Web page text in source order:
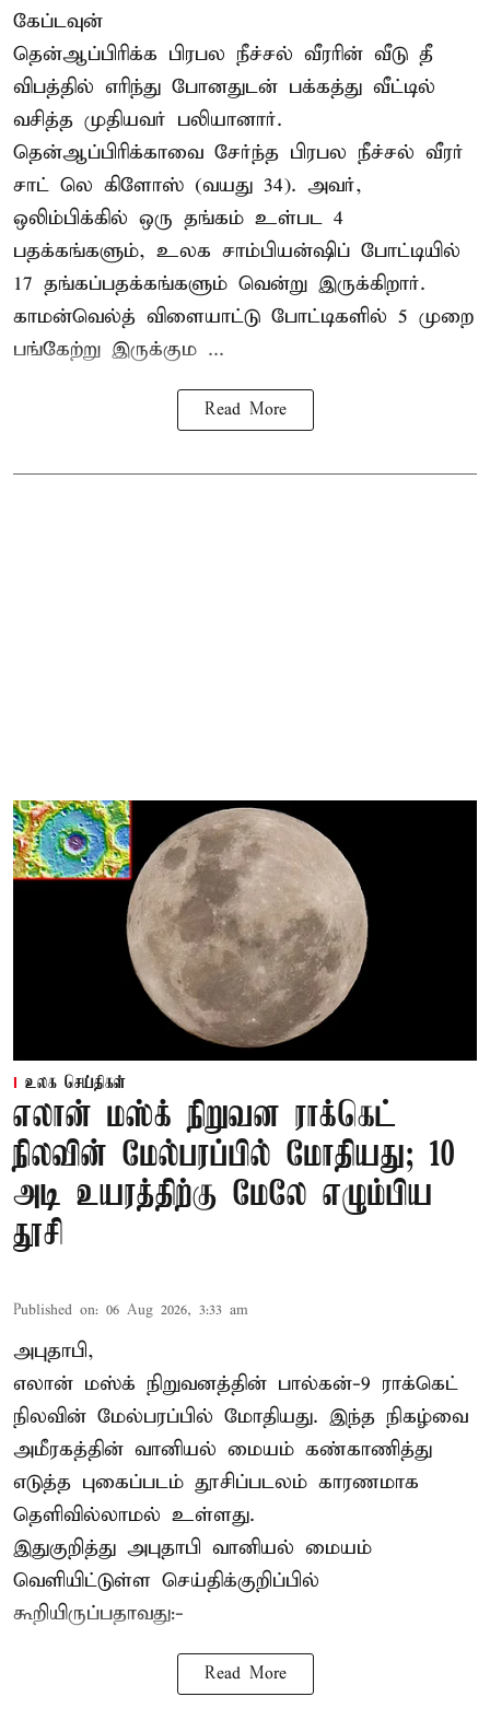
கேப்டவுன்
தென்ஆப்பிரிக்க பிரபல நீச்சல் வீரரின் வீடு தீ
விபத்தில் எரிந்து போனதுடன் பக்கத்து வீட்டில்
வசித்த முதியவர் பலியானார்.
தென்ஆப்பிரிக்காவை சேர்ந்த பிரபல நீச்சல் வீரர்
சாட் லெ கிளோஸ் (வயது 34). அவர்,
ஒலிம்பிக்கில் ஒரு தங்கம் உள்பட 4
பதக்கங்களும், உலக சாம்பியன்ஷிப் போட்டியில்
17 தங்கப்பதக்கங்களும் வென்று இருக்கிறார்.
காமன்வெல்த் விளையாட்டு போட்டிகளில் 5 முறை
பங்கேற்று இருக்கும ...
Read More
உலக செய்திகள்
எலான் மஸ்க் நிறுவன ராக்கெட்
நிலவின் மேல்பரப்பில் மோதியது; 10
அடி உயரத்திற்கு மேலே எழும்பிய
தூசி
Published on: 06 Aug 2026, 3:33 am
அபுதாபி,
எலான் மஸ்க் நிறுவனத்தின் பால்கன்-9 ராக்கெட்
நிலவின் மேல்பரப்பில் மோதியது. இந்த நிகழ்வை
அமீரகத்தின் வானியல் மையம் கண்காணித்து
எடுத்த புகைப்படம் தூசிப்படலம் காரணமாக
தெளிவில்லாமல் உள்ளது.
இதுகுறித்து அபுதாபி வானியல் மையம்
வெளியிட்டுள்ள செய்திக்குறிப்பில்
கூறியிருப்பதாவது:-
Read More